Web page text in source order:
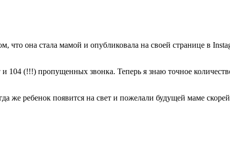
она стала мамой и опубликовала на своей странице в
и 104 (!!!) пропущенных звонка. Теперь я знаю точное
же ребенок появится на свет и пожелали будущей маме